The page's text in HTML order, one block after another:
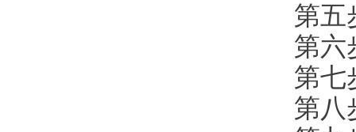
第五
第六
第七
第八